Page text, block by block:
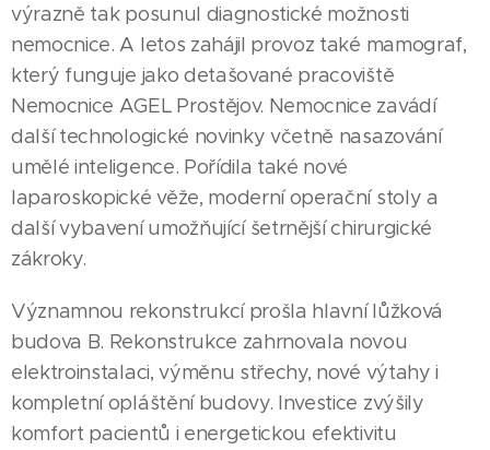
výrazně tak posunul diagnostické možnosti
nemocnice. A letos zahájil provoz také mamograf,
který funguje jako detašované pracoviště
Nemocnice AGEL Prostějov. Nemocnice zavádí
další technologické novinky včetně nasazování
umělé inteligence. Pořídila také nové
laparoskopické věže, moderní operační stoly a
další vybavení umožňující šetrnější chirurgické
zákroky.
Významnou rekonstrukcí prošla hlavní lůžková
budova B. Rekonstrukce zahrnovala novou
elektroinstalaci, výměnu střechy, nové výtahy i
kompletní opláštění budovy. Investice zvýšily
komfort pacientů i energetickou efektivitu